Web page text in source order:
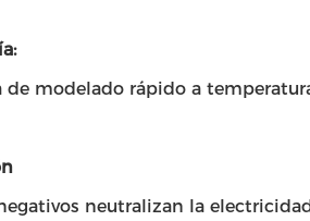
de modelado rápido a
neutralizan la